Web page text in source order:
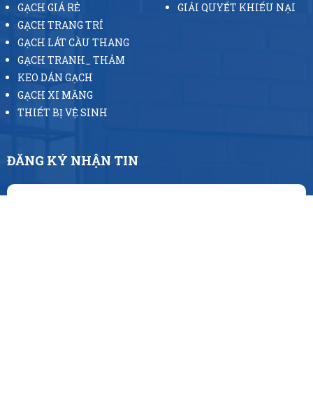
GẠCH GIÁ RẺ
GẠCH TRANG TRÍ
GẠCH LÁT CẦU THANG
GẠCH TRANH_ THẢM
KEO DÁN GẠCH
GẠCH XI MĂNG
THIẾT BỊ VỆ SINH
GIẢI QUYẾT KHIẾU NẠI
ĐĂNG KÝ NHẬN TIN